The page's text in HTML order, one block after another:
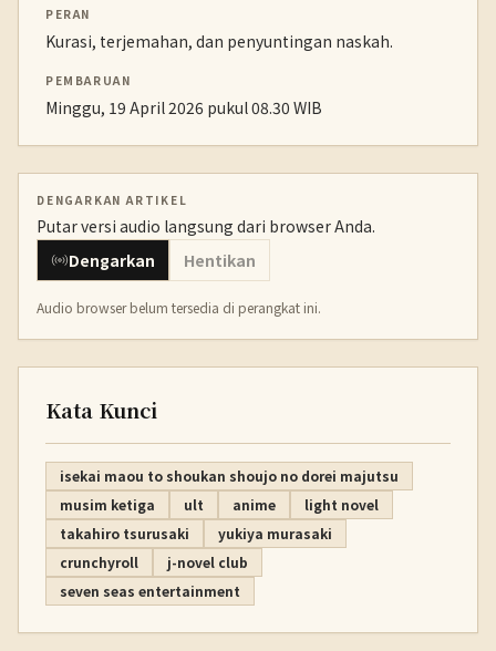
PERAN
Kurasi, terjemahan, dan penyuntingan naskah.
PEMBARUAN
Minggu, 19 April 2026 pukul 08.30 WIB
DENGARKAN ARTIKEL
Putar versi audio langsung dari browser Anda.
Dengarkan
Hentikan
Audio browser belum tersedia di perangkat ini.
Kata Kunci
isekai maou to shoukan shoujo no dorei majutsu
musim ketiga
ult anime
light novel
takahiro tsurusaki
yukiya murasaki
crunchyroll
j-novel club
seven seas entertainment